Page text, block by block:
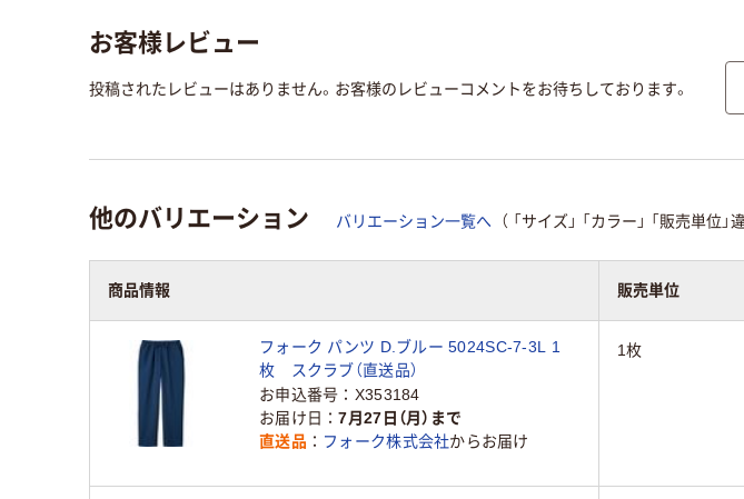
お客様レビュー
投稿されたレビューはありません。お客様のレビューコメントをお待ちしております。
他のバリエーション バリエーション一覧へ （ 「サイズ」 「カラー」 「販売単位」
商品情報 販売単位
フォーク パンツ D.ブルー 5024SC-7-3L 1
枚 スクラブ（直送品）
お申込番号
X353184
お届け日
7月27日（月）まで
直送品
フォーク株式会社からお届け
1枚